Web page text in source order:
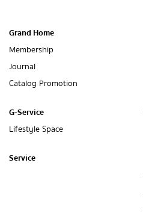
Grand Home
Membership
Journal
Catalog Promotion
G-Service
Lifestyle Space
Service